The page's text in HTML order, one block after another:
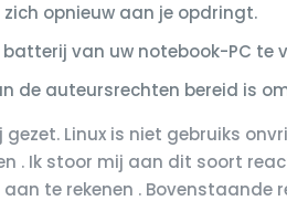
opnieuw aan je opdringt.
van uw notebook-PC te
de auteursrechten bereid is
Linux is niet gebruiks
. Ik stoor mij aan dit soort
te rekenen .